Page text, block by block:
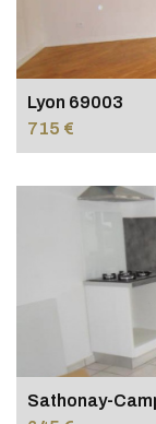
Lyon 69003
715 €
Sathonay-